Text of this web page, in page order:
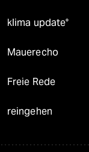
klima update°
Mauerecho
Freie Rede
reingehen